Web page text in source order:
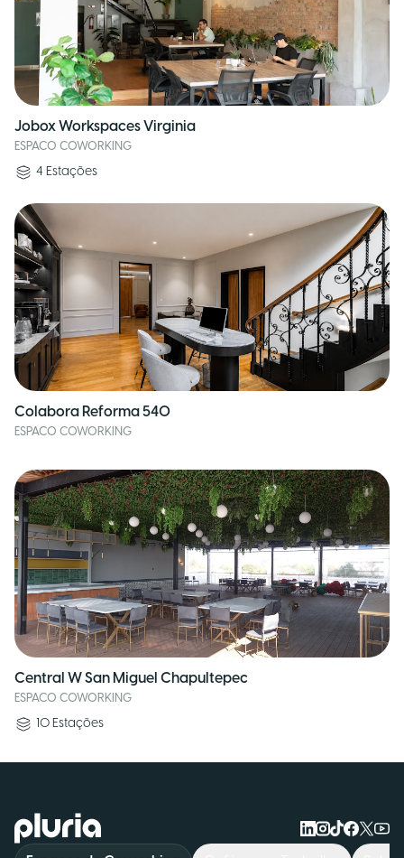
Jobox Workspaces Virginia
ESPACO COWORKING
4 Estações
Colabora Reforma 540
ESPACO COWORKING
Central W San Miguel Chapultepec
ESPACO COWORKING
10 Estações
Logo Pluria